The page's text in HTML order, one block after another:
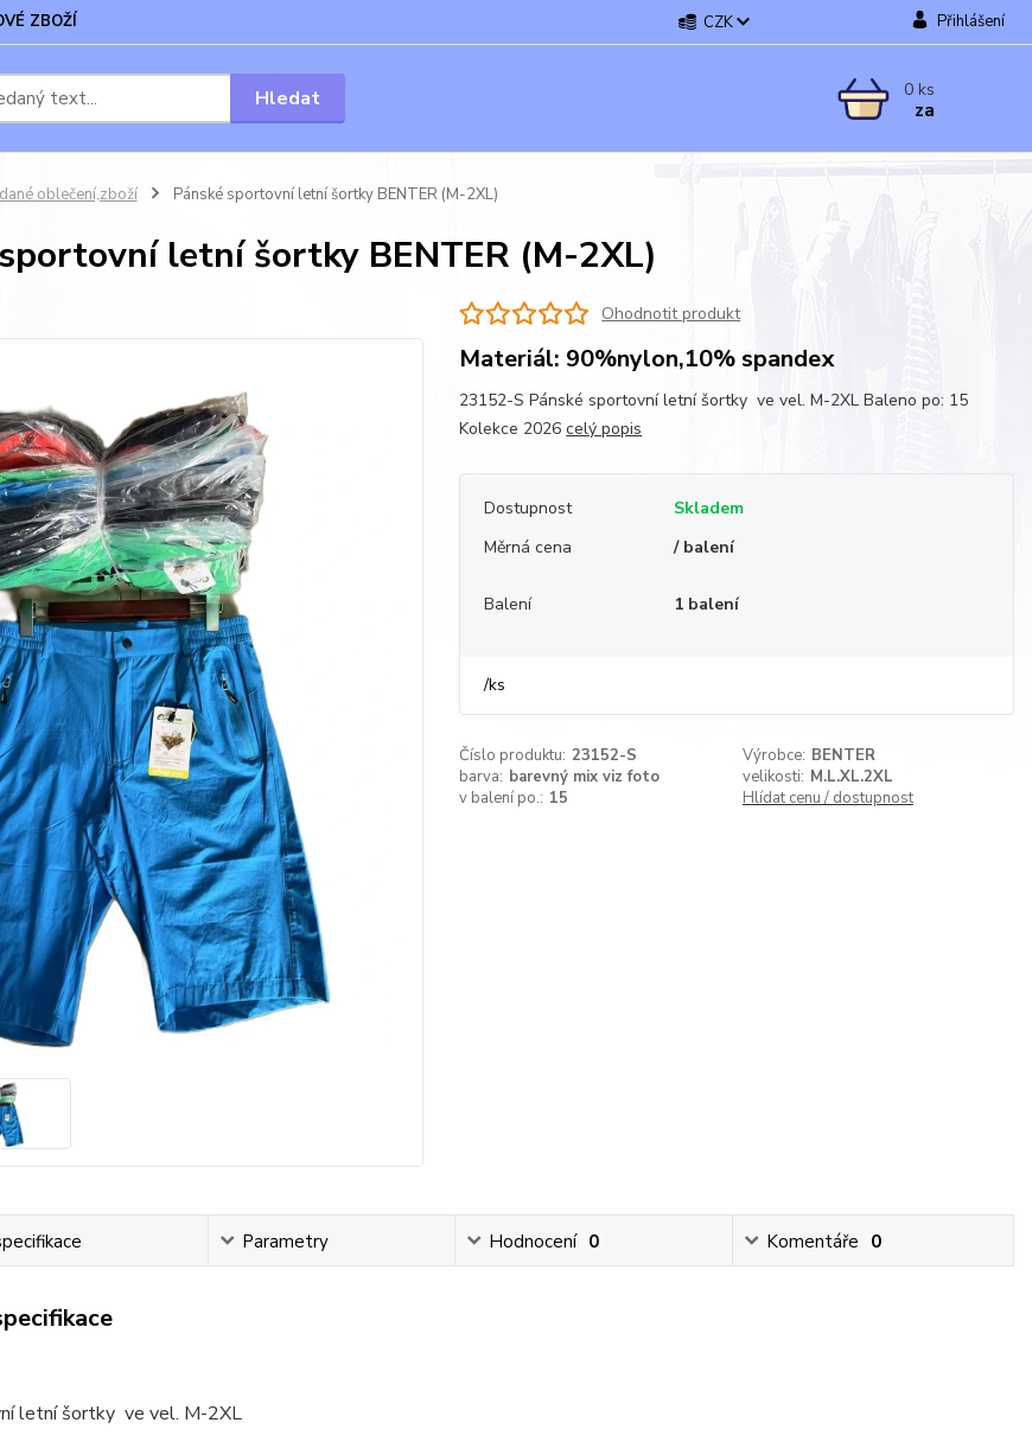
ZBOŽÍ CZK Přihlášení
Hledat 0 ks
za
oblečení,zboží Pánské sportovní letní šortky BENTER (M-2XL)
letní šortky BENTER (M-2XL)
Ohodnotit produkt
Materiál: 90%nylon,10% spandex
23152-S Pánské sportovní letní šortky ve vel. M-2XL Baleno po: 15
Kolekce 2026celý popis
Dostupnost
Skladem
Měrná cena
/ balení
Balení 1 balení
/ks
Číslo produktu: 23152-S Výrobce: BENTER
barva: barevný mix viz foto velikosti: M.L.XL.2XL
v balení po.: 15 Hlídat cenu / dostupnost
Parametry Hodnocení 0 Komentáře 0
letní šortky ve vel. M-2XL